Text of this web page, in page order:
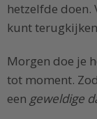
hetzelfde doen.
kunt
Morgen doe je
tot moment.
een geweldige